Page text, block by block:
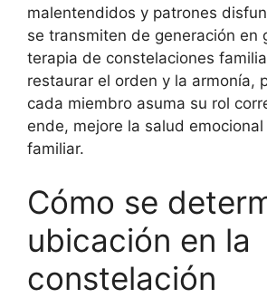
malentendidos y patrones
se transmiten de generación en
terapia de constelaciones
restaurar el orden y la armonía,
cada miembro asuma su rol
ende, mejore la salud
familiar.
Cómo se
ubicación en la
constelación